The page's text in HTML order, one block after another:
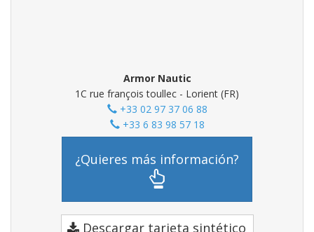
Armor Nautic
1C rue françois toullec - Lorient (FR)
+33 02 97 37 06 88
+33 6 83 98 57 18
¿Quieres más información?
Descargar tarjeta sintético